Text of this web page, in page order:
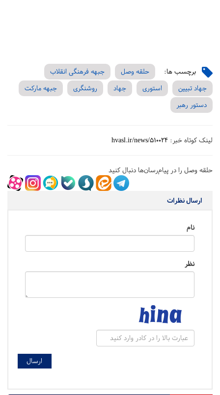
برچسب ها: حلقه وصل
جبهه فرهنگی انقلاب
جهاد تبیین
استوری جهاد روشنگری
جبهه مارکت
دستور رهبر
لینک کوتاه خبر: hvasl.ir/news/510024
حلقه وصل را در پیام‌رسان‌ها دنبال کنید
ارسال نظرات
نام
نظر